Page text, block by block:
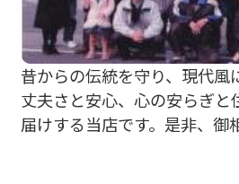
昔からの伝統を守り、現代風
丈夫さと安心、心の安らぎと
届けする当店です。是非、御